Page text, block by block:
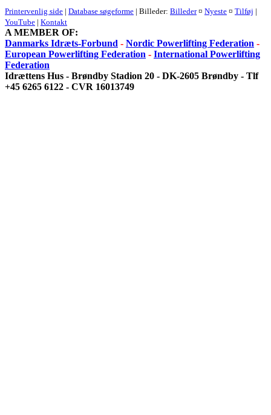
Printervenlig side | Database søgeforme | Billeder: Billeder¤ Nyeste ¤ Tilføj |
YouTube | Kontakt
A MEMBER OF:
Danmarks Idræts-Forbund - Nordic Powerlifting Federation -
European Powerlifting Federation - International Powerlifting
Federation
Idrættens Hus - Brøndby Stadion 20 - DK-2605 Brøndby - Tlf
+45 6265 6122 - CVR 16013749